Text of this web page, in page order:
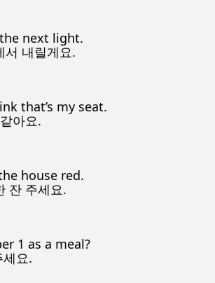
next light.
서 내릴게요.
that’s my seat.
아요.
house red.
잔 주세요.
1 as a meal?
요.